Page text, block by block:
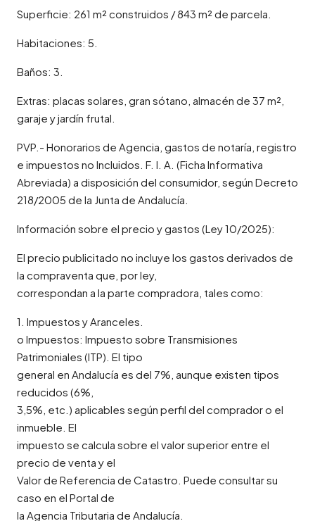
Superficie: 261 m² construidos / 843 m² de parcela.
Habitaciones: 5.
Baños: 3.
Extras: placas solares, gran sótano, almacén de 37 m²,
garaje y jardín frutal.
PVP.- Honorarios de Agencia, gastos de notaría, registro
e impuestos no Incluidos. F. I. A. (Ficha Informativa
Abreviada) a disposición del consumidor, según Decreto
218/2005 de la Junta de Andalucía.
Información sobre el precio y gastos (Ley 10/2025):
El precio publicitado no incluye los gastos derivados de
la compraventa que, por ley,
correspondan a la parte compradora, tales como:
1. Impuestos y Aranceles.
o Impuestos: Impuesto sobre Transmisiones
Patrimoniales (ITP). El tipo
general en Andalucía es del 7%, aunque existen tipos
reducidos (6%,
3,5%, etc.) aplicables según perfil del comprador o el
inmueble. El
impuesto se calcula sobre el valor superior entre el
precio de venta y el
Valor de Referencia de Catastro. Puede consultar su
caso en el Portal de
la Agencia Tributaria de Andalucía.